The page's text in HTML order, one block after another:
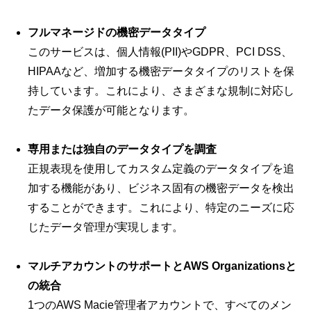
フルマネージドの機密データタイプ
このサービスは、個人情報(PII)やGDPR、PCI DSS、
HIPAAなど、増加する機密データタイプのリストを保
持しています。これにより、さまざまな規制に対応し
たデータ保護が可能となります。
専用または独自のデータタイプを調査
正規表現を使用してカスタム定義のデータタイプを追
加する機能があり、ビジネス固有の機密データを検出
することができます。これにより、特定のニーズに応
じたデータ管理が実現します。
マルチアカウントのサポートとAWS Organizationsと
の統合
1つのAWS Macie管理者アカウントで、すべてのメン